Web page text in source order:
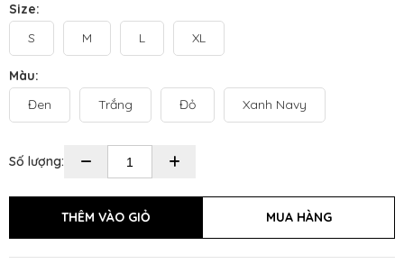
Size:
S
M L XL
Màu:
Đen
Trắng Đỏ Xanh Navy
Số lượng: